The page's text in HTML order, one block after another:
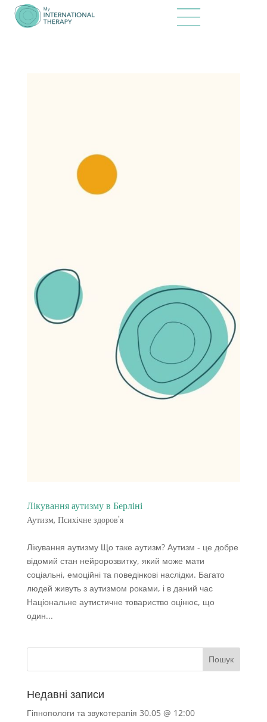
Лікування аутизму в Берліні
Аутизм, Психічне здоров'я
Лікування аутизму Що таке аутизм? Аутизм - це добре
відомий стан нейророзвитку, який може мати
соціальні, емоційні та поведінкові наслідки. Багато
людей живуть з аутизмом роками, і в даний час
Національне аутистичне товариство оцінює, що
один...
Недавні записи
Гіпнопологи та звукотерапія 30.05 @ 12:00